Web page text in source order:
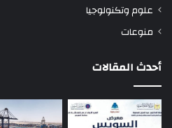
علوم وتكنولوجيا
منوعات
أحدث المقالات